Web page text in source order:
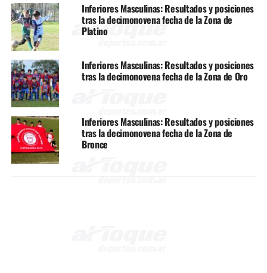
Inferiores Masculinas: Resultados y posiciones
tras la decimonovena fecha de la Zona de
Platino
Inferiores Masculinas: Resultados y posiciones
tras la decimonovena fecha de la Zona de Oro
Inferiores Masculinas: Resultados y posiciones
tras la decimonovena fecha de la Zona de
Bronce